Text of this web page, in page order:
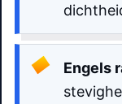
Engels